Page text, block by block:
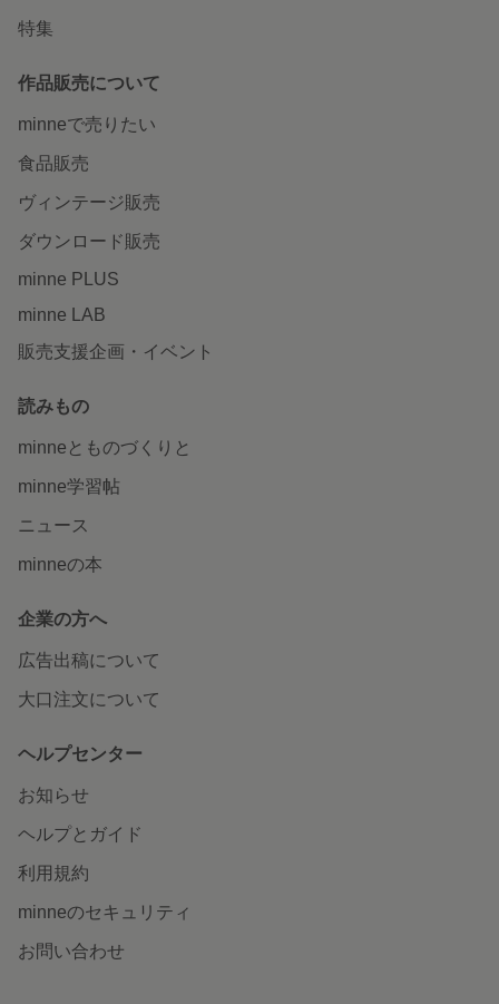
特集
作品販売について
minneで売りたい
食品販売
ヴィンテージ販売
ダウンロード販売
minne PLUS
minne LAB
販売支援企画・イベント
読みもの
minneとものづくりと
minne学習帖
ニュース
minneの本
企業の方へ
広告出稿について
大口注文について
ヘルプセンター
お知らせ
ヘルプとガイド
利用規約
minneのセキュリティ
お問い合わせ